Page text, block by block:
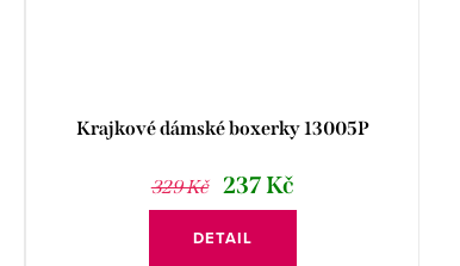
Krajkové dámské boxerky 13005P
329 Kč 237 Kč
DETAIL